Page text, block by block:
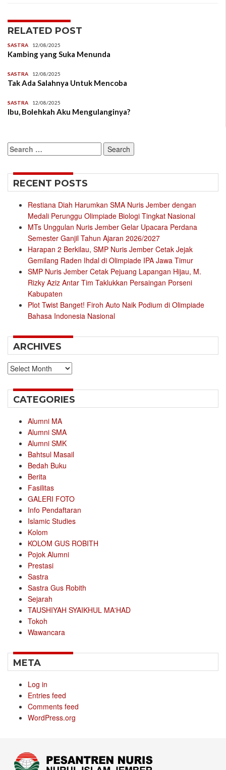
RELATED POST
SASTRA 12/08/2025
Kambing yang Suka Menunda
SASTRA 12/08/2025
Tak Ada Salahnya Untuk Mencoba
SASTRA 12/08/2025
Ibu, Bolehkah Aku Mengulanginya?
Search
for:
RECENT POSTS
Restiana Diah Harumkan SMA Nuris Jember dengan
Medali Perunggu Olimpiade Biologi Tingkat Nasional
MTs Unggulan Nuris Jember Gelar Upacara Perdana
Semester Ganjil Tahun Ajaran 2026/2027
Harapan 2 Berkilau, SMP Nuris Jember Cetak Jejak
Gemilang Raden Ihdal di Olimpiade IPA Jawa Timur
SMP Nuris Jember Cetak Pejuang Lapangan Hijau, M.
Rizky Aziz Antar Tim Taklukkan Persaingan Porseni
Kabupaten
Plot Twist Banget! Firoh Auto Naik Podium di Olimpiade
Bahasa Indonesia Nasional
ARCHIVES
Archives
CATEGORIES
Alumni MA
Alumni SMA
Alumni SMK
Bahtsul Masail
Bedah Buku
Berita
Fasilitas
GALERI FOTO
Info Pendaftaran
Islamic Studies
Kolom
KOLOM GUS ROBITH
Pojok Alumni
Prestasi
Sastra
Sastra Gus Robith
Sejarah
TAUSHIYAH SYAIKHUL MA'HAD
Tokoh
Wawancara
META
Log in
Entries feed
Comments feed
WordPress.org